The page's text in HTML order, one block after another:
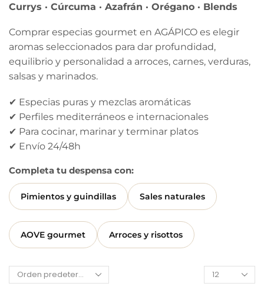
Currys · Cúrcuma · Azafrán · Orégano · Blends
Comprar especias gourmet en AGÁPICO es elegir
aromas seleccionados para dar profundidad,
equilibrio y personalidad a arroces, carnes, verduras,
salsas y marinados.
✔ Especias puras y mezclas aromáticas
✔ Perfiles mediterráneos e internacionales
✔ Para cocinar, marinar y terminar platos
✔ Envío 24/48h
Completa tu despensa con:
Pimientos y guindillas Sales naturales
AOVE gourmet Arroces y risottos